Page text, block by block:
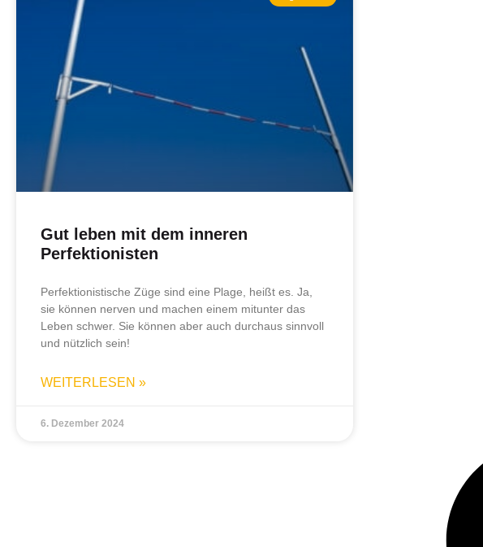
Gut leben mit dem inneren
Perfektionisten
Perfektionistische Züge sind eine Plage, heißt es. Ja,
sie können nerven und machen einem mitunter das
Leben schwer. Sie können aber auch durchaus sinnvoll
und nützlich sein!
WEITERLESEN »
6. Dezember 2024